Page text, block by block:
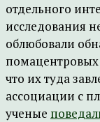
отдельного
исследования
облюбовали
что их туда
ассоциации с
ученые